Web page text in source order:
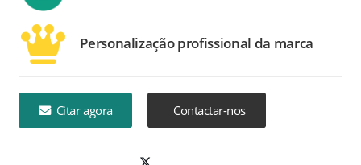
Personalização profissional da marca
Citar agora Contactar-nos